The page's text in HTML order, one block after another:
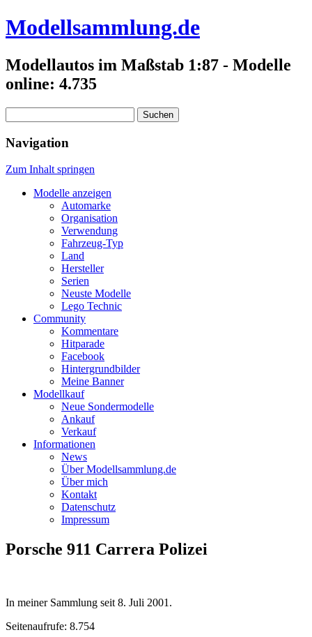
Modellsammlung.de
Modellautos im Maßstab 1:87 - Modelle
online: 4.735
nach:
Navigation
Zum Inhalt springen
Modelle anzeigen
Automarke
Organisation
Verwendung
Fahrzeug-Typ
Land
Hersteller
Serien
Neuste Modelle
Lego Technic
Community
Kommentare
Hitparade
Facebook
Hintergrundbilder
Meine Banner
Modellkauf
Neue Sondermodelle
Ankauf
Verkauf
Informationen
News
Über Modellsammlung.de
Über mich
Kontakt
Datenschutz
Impressum
Porsche 911 Carrera Polizei
In meiner Sammlung seit 8. Juli 2001 .
Seitenaufrufe: 8.754